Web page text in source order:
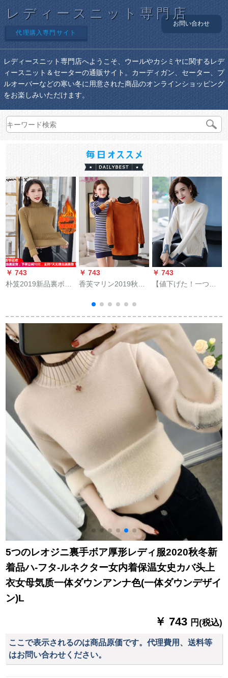
レディースニット専門店
代理購入専門サイト
お問い合わせ
レディースニット専門店へようこそ、ウールやカシミヤに関するレデ
ィースニット＆セーターの通販サイト。カーディガン、セーター、プ
ルオーバーなどの寒い冬に用意された商品のオンラインショッピング
をお楽しみいただけます。
￥ 743
朴笈2019新品裏ボア
服韓国フルーシャ女
カーバー色9805 L
￥ 743
香芙マリン2019秋冬
セイント·女性セイン
ト·ドレイ顕痩身长袖
イネ·女性外穿宝蓝色
裏ボアXL(130-140斤)
￥ 743
【値下げた！一つ奪
L【おめ100斤-110
斤】
5つのレオジニ裏手ボア厚形レディ服2020秋冬新
着品ハ-フタ-ルネクター女内着保温女史カバ头上
衣女母気质一体ダウンアンナ色(一体ダウンデザイ
ン)L
￥ 743 円(税込)
ここで表示されるのは商品原価です。代理費用、送料等
はお問い合わせください。